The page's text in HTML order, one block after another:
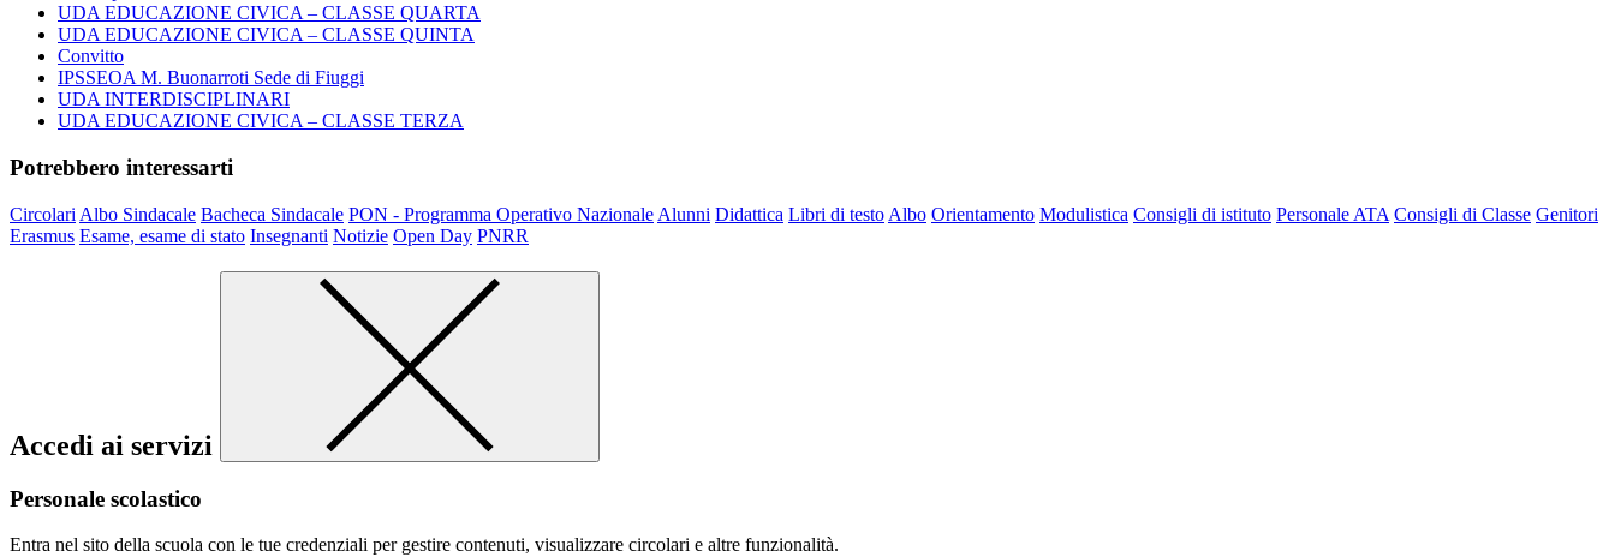
UDA EDUCAZIONE CIVICA – CLASSE QUARTA
UDA EDUCAZIONE CIVICA – CLASSE QUINTA
Convitto
IPSSEOA M. Buonarroti Sede di Fiuggi
UDA INTERDISCIPLINARI
UDA EDUCAZIONE CIVICA – CLASSE TERZA
Potrebbero interessarti
Circolari Albo Sindacale Bacheca Sindacale PON - Programma Operativo Nazionale Alunni Didattica Libri di testo Albo Orientamento Modulistica Consigli di istituto Personale ATA Consigli di Classe Genitori
Erasmus Esame, esame di stato Insegnanti Notizie Open Day PNRR
Accedi ai servizi
Personale scolastico
Entra nel sito della scuola con le tue credenziali per gestire contenuti, visualizzare circolari e altre funzionalità.